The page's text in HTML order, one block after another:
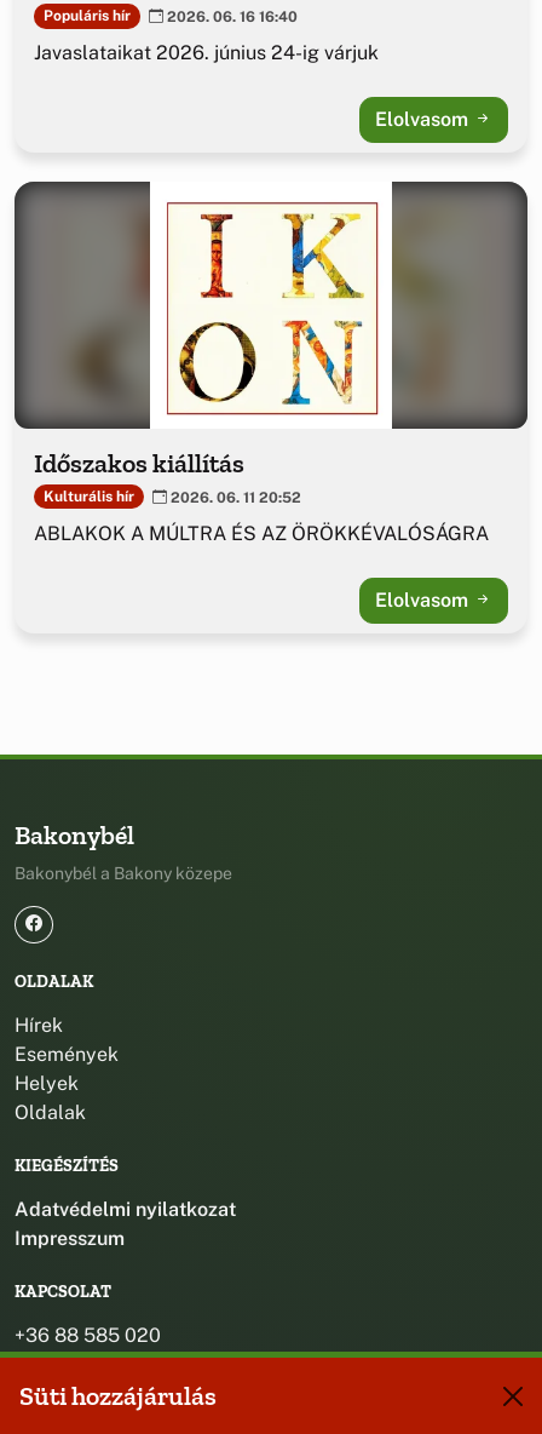
Populáris hír 2026. 06. 16 16:40
Javaslataikat 2026. június 24-ig várjuk
Elolvasom
Időszakos kiállítás
Kulturális hír 2026. 06. 11 20:52
ABLAKOK A MÚLTRA ÉS AZ ÖRÖKKÉVALÓSÁGRA
Elolvasom
Bakonybél
Bakonybél a Bakony közepe
OLDALAK
Hírek
Események
Helyek
Oldalak
KIEGÉSZÍTÉS
Adatvédelmi nyilatkozat
Impresszum
KAPCSOLAT
+36 88 585 020
+36 30 442 8024
titkarsag@bakonybel.hu
Süti hozzájárulás